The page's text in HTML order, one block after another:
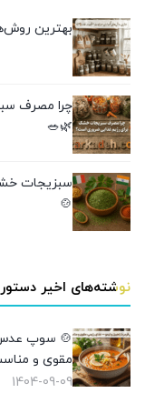
بهترین
چرا مصرف
🌿🥗
سبزیجات
🍲
نوشته‌های اخیر
🍲 سوپ عدس
مقوی و
1404-09-09